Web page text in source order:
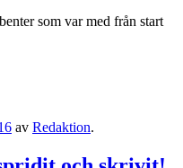
som var med från start
av Redaktion.